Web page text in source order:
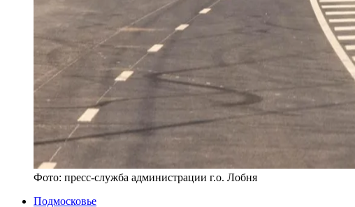
Фото: пресс-служба администрации г.о. Лобня
Подмосковье